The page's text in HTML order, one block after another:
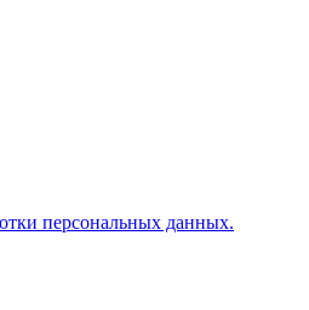
персональных данных.